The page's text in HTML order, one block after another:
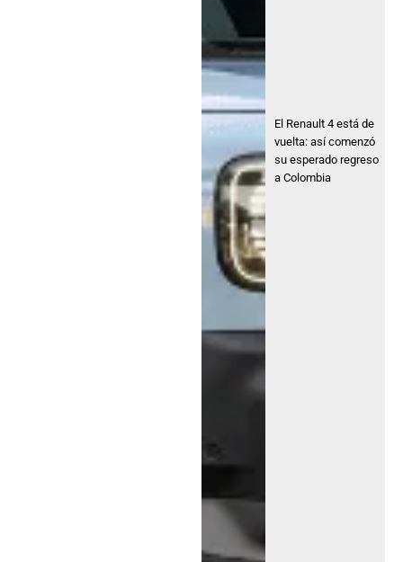
El Renault 4 está de
vuelta: así comenzó
su esperado regreso
a Colombia